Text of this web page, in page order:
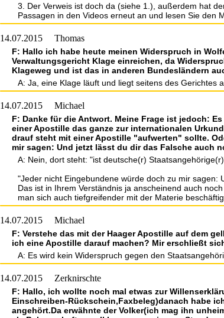
3. Der Verweis ist doch da (siehe 1.), außerdem hat
Passagen in den Videos erneut an und lesen Sie den
14.07.2015 Thomas
F: Hallo ich habe heute meinen Widerspruch in
Verwaltungsgericht Klage einreichen, da
Klageweg und ist das in anderen Bundesländern
A: Ja, eine Klage läuft und liegt seitens des Gerichtes
14.07.2015 Michael
F: Danke für die Antwort. Meine Frage ist jedoch:
einer Apostille das ganze zur internationalen
drauf steht mit einer Apostille "aufwerten" sollte.
mir sagen: Und jetzt lässt du dir das Falsche auch
A: Nein, dort steht: "ist deutsche(r)
"Jeder nicht Eingebundene würde doch zu mir
Das ist in Ihrem Verständnis ja anscheinend auch
man sich auch tiefgreifender mit der Materie
14.07.2015 Michael
F: Verstehe das mit der Haager Apostille auf dem
ich eine Apostille darauf machen? Mir erschließt
A: Es wird kein Widerspruch gegen den
14.07.2015 Zerknirschte
F: Hallo, ich wollte noch mal etwas zur
Einschreiben-Rückschein,Faxbeleg)danach habe
angehört.Da erwähnte der Volker(ich mag ihn